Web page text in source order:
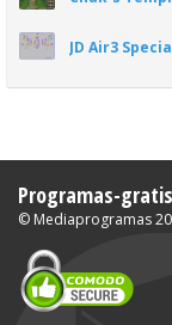
JD Air3
Programas-
© Mediaprogramas